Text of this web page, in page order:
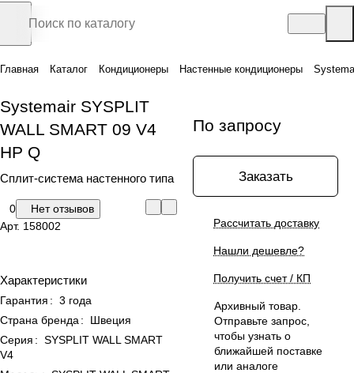
Главная Каталог Кондиционеры Настенные кондиционеры
Systemair SYSPLIT
WALL SMART 09 V4
HP Q
Сплит-система настенного типа
0
Нет отзывов
Арт. 158002
Характеристики
Гарантия : 3 года
Страна бренда :
Швеция
Серия : SYSPLIT WALL SMART
V4
По запросу
Заказать
Рассчитать доставку
Нашли дешевле?
Получить счет / КП
Архивный товар.
Отправьте запрос,
чтобы узнать о
ближайшей поставке
или аналоге